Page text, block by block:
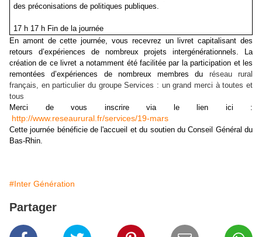
des préconisations de politiques publiques.
17 h 17 h Fin de la journée
En amont de cette journée, vous recevrez un livret capitalisant des
retours d’expériences de nombreux projets intergénérationnels. La
création de ce livret a notamment été facilitée par la participation et les
remontées d’expériences de nombreux membres du
réseau rural
français, en particulier du groupe Services : un grand merci à toutes et
tous
Merci de vous inscrire via le lien ici :
http://www.reseaurural.fr/services/19-mars
Cette journée bénéficie de l'accueil et du soutien du Conseil Général du
Bas-Rhin.
#Inter Génération
Partager